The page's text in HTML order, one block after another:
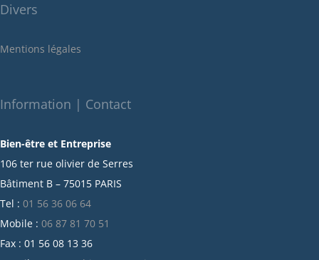
mai 2022
décembre 2021
octobre 2021
juillet 2021
juin 2021
mai 2021
avril 2021
mars 2021
février 2021
Divers
Mentions légales
Information | Contact
Bien-être et Entreprise
106 ter rue olivier de Serres
Bâtiment B – 75015 PARIS
Tel : 01 56 36 06 64
Mobile : 06 87 81 70 51
Fax : 01 56 08 13 36